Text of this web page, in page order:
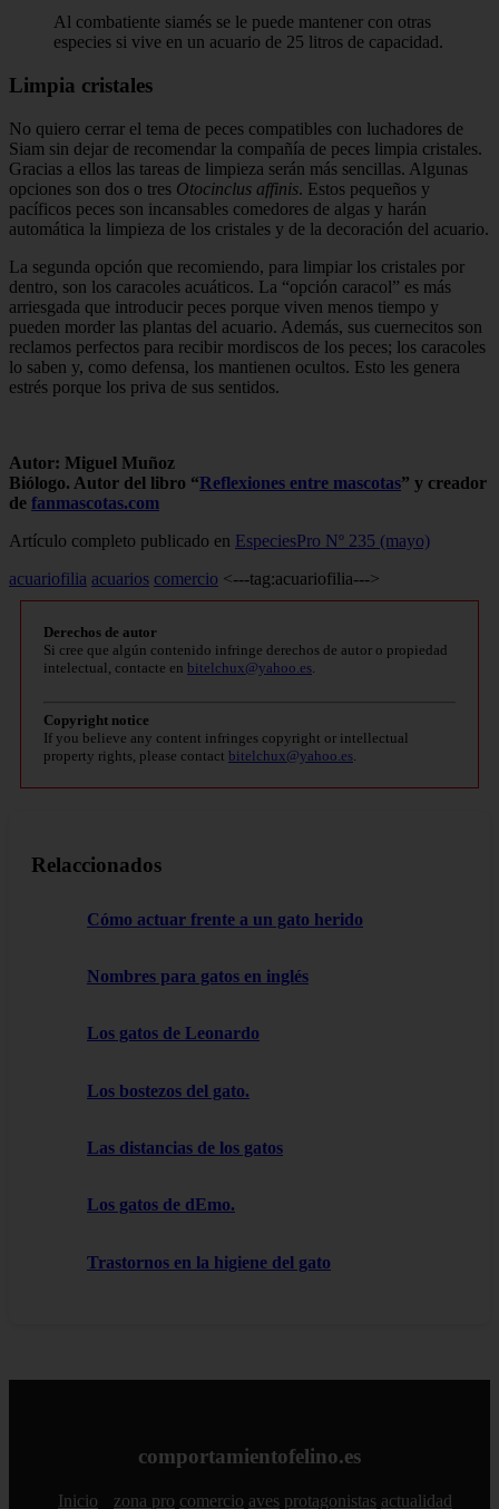
Al combatiente siamés se le puede mantener con otras
especies si vive en un acuario de 25 litros de capacidad.
Limpia cristales
No quiero cerrar el tema de peces compatibles con luchadores de
Siam sin dejar de recomendar la compañía de peces limpia cristales.
Gracias a ellos las tareas de limpieza serán más sencillas. Algunas
opciones son dos o tres Otocinclus affinis. Estos pequeños y
pacíficos peces son incansables comedores de algas y harán
automática la limpieza de los cristales y de la decoración del acuario.
La segunda opción que recomiendo, para limpiar los cristales por
dentro, son los caracoles acuáticos. La “opción caracol” es más
arriesgada que introducir peces porque viven menos tiempo y
pueden morder las plantas del acuario. Además, sus cuernecitos son
reclamos perfectos para recibir mordiscos de los peces; los caracoles
lo saben y, como defensa, los mantienen ocultos. Esto les genera
estrés porque los priva de sus sentidos.
Autor: Miguel Muñoz
Biólogo. Autor del libro “Reflexiones entre mascotas” y creador
de fanmascotas.com
Artículo completo publicado en EspeciesPro Nº 235 (mayo)
acuariofilia acuarios comercio <---tag:acuariofilia--->
Derechos de autor
Si cree que algún contenido infringe derechos de autor o propiedad
intelectual, contacte en bitelchux@yahoo.es
Copyright notice
If you believe any content infringes copyright or intellectual
property rights, please contact bitelchux@yahoo.es
Relaccionados
Cómo actuar frente a un gato herido
Nombres para gatos en inglés
Los gatos de Leonardo
Los bostezos del gato.
Las distancias de los gatos
Los gatos de dEmo.
Trastornos en la higiene del gato
comportamientofelino.es
Inicio zona pro comercio aves protagonistas actualidad